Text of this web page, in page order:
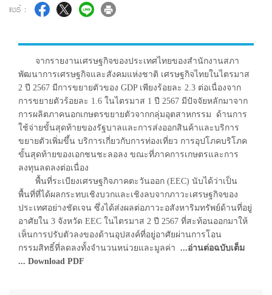
แชร์ :
จากรายงานเศรษฐกิจของประเทศไทยของสำนักงานสภา
พัฒนาการเศรษฐกิจและสังคมแห่งชาติ เศรษฐกิจไทยในไตรมาส
2 ปี 2567 มีการขยายตัวของ GDP เพียงร้อยละ 2.3 ต่อเนื่องจาก
การขยายตัวร้อยละ 1.6 ในไตรมาส 1 ปี 2567 มีปัจจัยหลักมาจาก
การผลิตภาคนอกเกษตรขยายตัวจากกลุ่มอุตสาหกรรม ด้านการ
ใช้จ่ายขั้นสุดท้ายของรัฐบาลและการส่งออกสินค้าและบริการ
ขยายตัวเพิ่มขึ้น บริการเกี่ยวกับการท่องเที่ยว การอุปโภคบริโภค
ขั้นสุดท้ายของเอกชนชะลอลง ขณะที่ภาคการเกษตรและการ
ลงทุนลดลงต่อเนื่อง
พื้นที่ระเบียงเศรษฐกิจภาคตะวันออก (EEC) นับได้ว่าเป็น
พื้นที่ที่ได้ผลกระทบเชิงบวกและเชิงลบจากภาวะเศรษฐกิจของ
ประเทศอย่างชัดเจน ซึ่งได้ส่งผลต่อภาวะอสังหาริมทรัพย์ด้านที่อยู่
อาศัยใน 3 จังหวัด EEC ในไตรมาส 2 ปี 2567 ที่สะท้อนออกมาให้
เห็นการปรับตัวลงของด้านอุปสงค์ที่อยู่อาศัยผ่านการโอน
กรรมสิทธิ์ที่ลดลงทั้งจำนวนหน่วยและมูลค่า ...อ่านต่อฉบับเต็ม
... Download PDF